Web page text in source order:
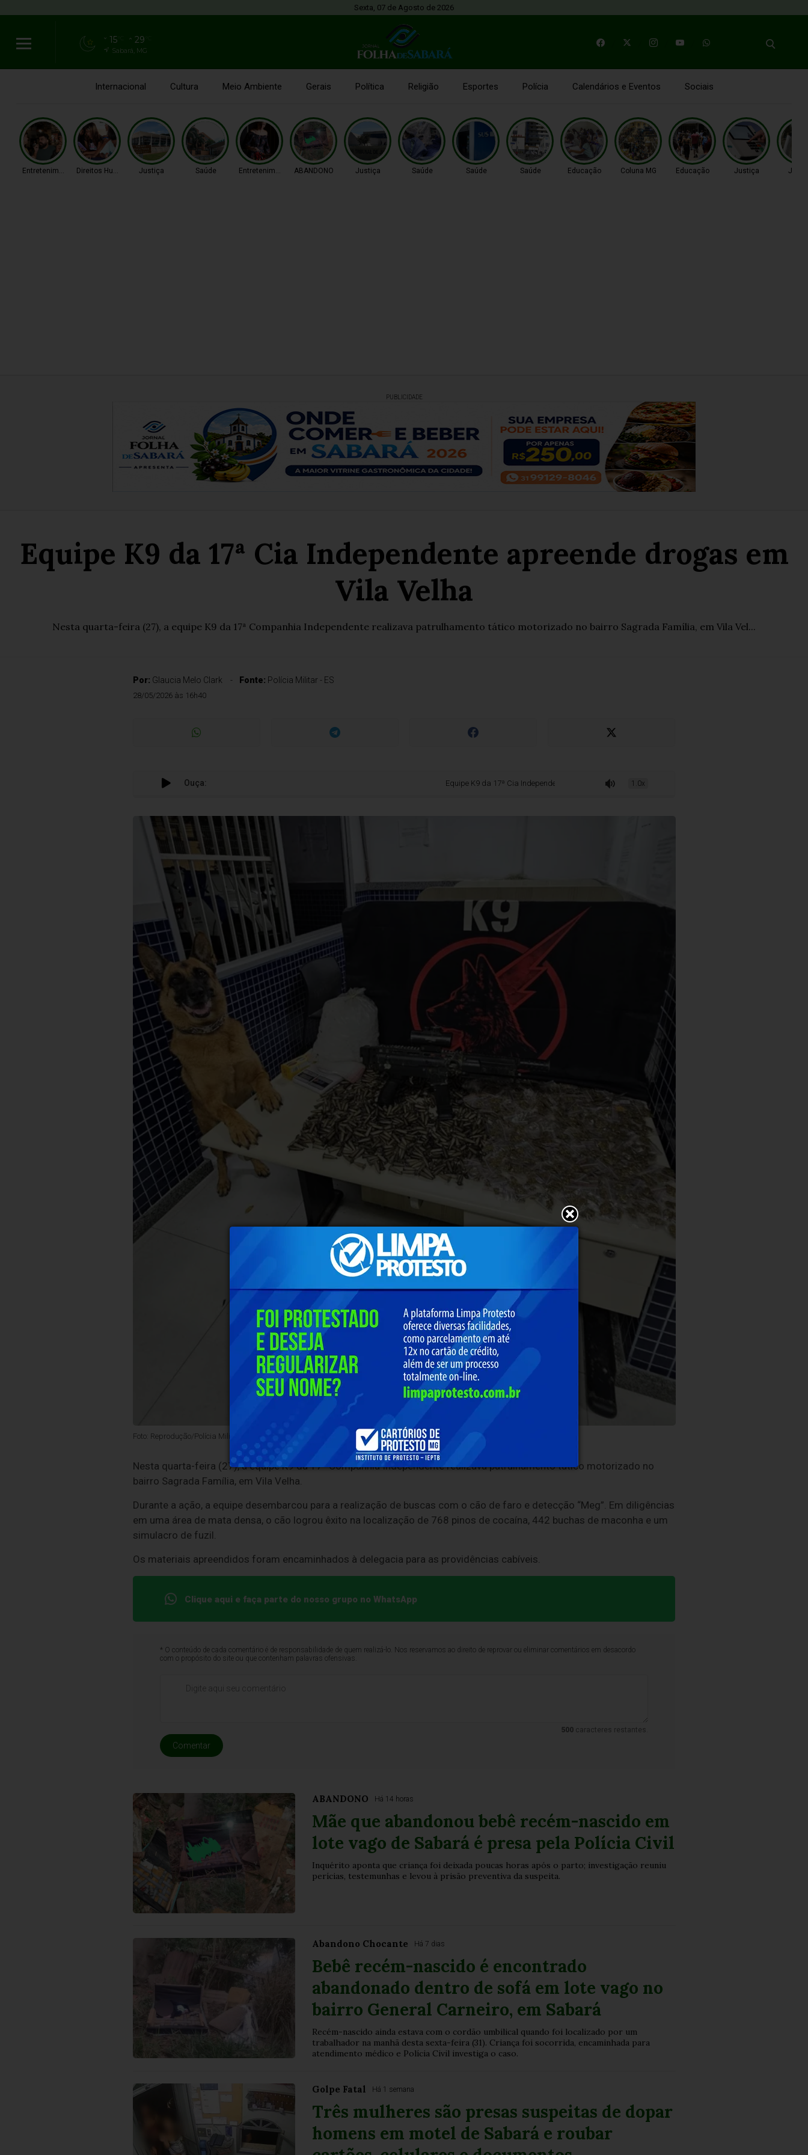
Sexta, 07 de Agosto de 2026
15 29
Sabará, MG
Internacional Cultura Meio Ambiente Gerais Política Religião Esportes Polícia Calendários e Eventos Sociais
Entretenimento Direitos Humanos Justiça Saúde Entretenimento ABANDONO Justiça Saúde Saúde Saúde Educação Coluna MG Educação Justiça
PUBLICIDADE
Equipe K9 da 17ª Cia Independente apreende drogas em
Vila Velha
Nesta quarta-feira (27), a equipe K9 da 17ª Companhia Independente realizava patrulhamento tático motorizado no bairro Sagrada Família, em Vila Vel...
Por: Glaucia Melo Clark Fonte: Polícia Militar - ES
28/05/2026 às 16h40
Ouça: Equipe K9 da 17ª Cia Independente apreende drogas em Vila Velha
1.0x
Foto: Reprodução/Polícia Militar - ES
Nesta quarta-feira (27), a equipe K9 da 17ª Companhia Independente realizava patrulhamento tático motorizado no
bairro Sagrada Família, em Vila Velha.
Durante a ação, a equipe desembarcou para a realização de buscas com o cão de faro e detecção “Meg”. Em diligências
em uma área de mata densa, o cão logrou êxito na localização de 768 pinos de cocaína, 442 buchas de maconha e um
simulacro de fuzil.
Os materiais apreendidos foram encaminhados à delegacia para as providências cabíveis.
Clique aqui e faça parte do nosso grupo no WhatsApp
* O conteúdo de cada comentário é de responsabilidade de quem realizá-lo. Nos reservamos ao direito de reprovar ou eliminar comentários em desacordo
com o propósito do site ou que contenham palavras ofensivas.
500 caracteres restantes.
Comentar
ABANDONO Há 14 horas
Mãe que abandonou bebê recém-nascido em
lote vago de Sabará é presa pela Polícia Civil
Inquérito aponta que criança foi deixada poucas horas após o parto; investigação reuniu
perícias, testemunhas e levou à prisão preventiva da suspeita.
Abandono Chocante Há 7 dias
Bebê recém-nascido é encontrado
abandonado dentro de sofá em lote vago no
bairro General Carneiro, em Sabará
Recém-nascido ainda estava com o cordão umbilical quando foi localizado por um
trabalhador na manhã desta sexta-feira (31). Criança foi socorrida, encaminhada para
atendimento médico e Polícia Civil investiga o caso.
Golpe Fatal Há 1 semana
Três mulheres são presas suspeitas de dopar
homens em motel de Sabará e roubar